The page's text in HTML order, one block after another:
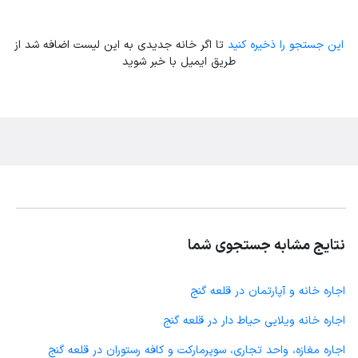
این جستجو را ذخیره کنید تا اگر خانه جدیدی به این لیست اضافه شد از
طریق ایمیل با خبر شوید
نتایج مشابه جستجوی شما
اجاره خانه و آپارتمان در قلعه گنج
اجاره خانه ویلایی حیاط دار در قلعه گنج
اجاره مغازه، واحد تجاری، سوپرمارکت و کافه رستوران در قلعه گنج